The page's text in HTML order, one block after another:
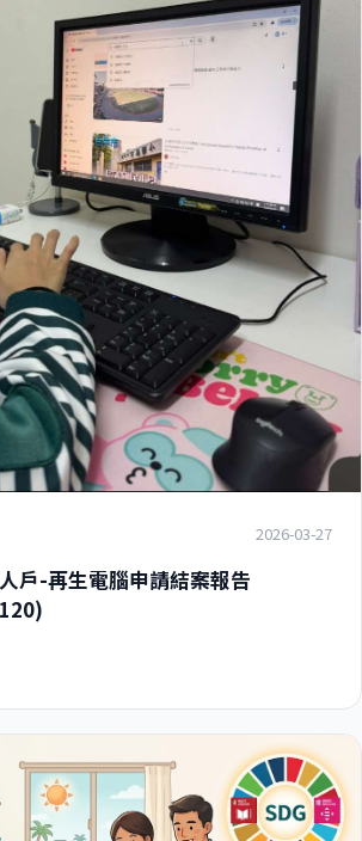
2026-03-27
戶-再生電腦申請結案報告